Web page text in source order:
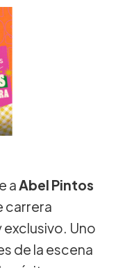
a Abel Pintos
carrera
exclusivo. Uno
de la escena